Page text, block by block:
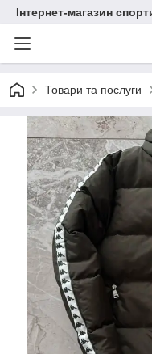
Інтернет-магазин
Товари та послуги